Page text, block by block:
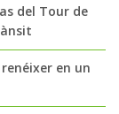
del Tour de
renéixer en un